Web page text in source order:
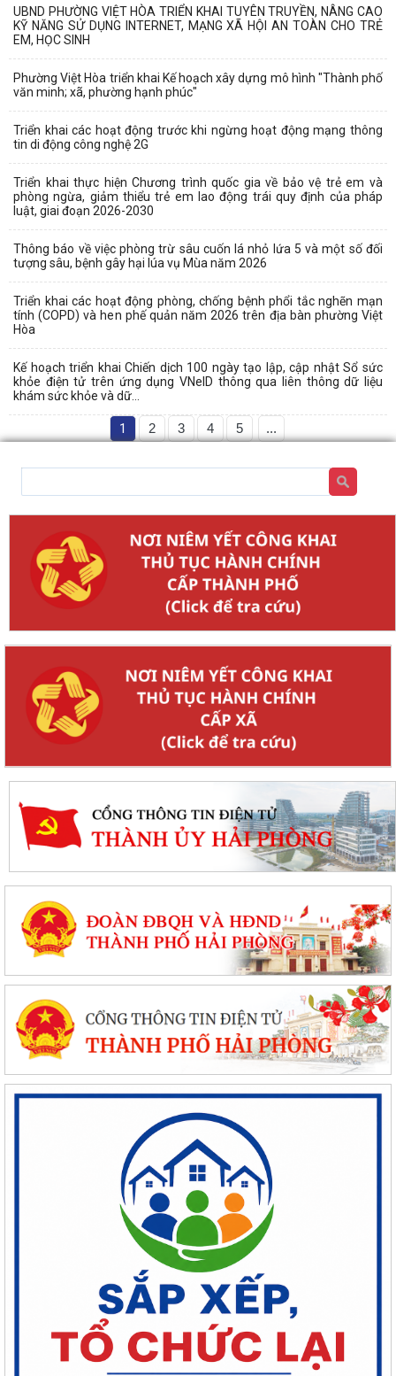
UBND PHƯỜNG VIỆT HÒA TRIỂN KHAI TUYÊN TRUYỀN, NÂNG CAO
KỸ NĂNG SỬ DỤNG INTERNET, MẠNG XÃ HỘI AN TOÀN CHO TRẺ
EM, HỌC SINH
Phường Việt Hòa triển khai Kế hoạch xây dựng mô hình "Thành phố
văn minh; xã, phường hạnh phúc"
Triển khai các hoạt động trước khi ngừng hoạt động mạng thông
tin di động công nghệ 2G
Triển khai thực hiện Chương trình quốc gia về bảo vệ trẻ em và
phòng ngừa, giảm thiểu trẻ em lao động trái quy định của pháp
luật, giai đoạn 2026-2030
Thông báo về việc phòng trừ sâu cuốn lá nhỏ lứa 5 và một số đối
tượng sâu, bệnh gây hại lúa vụ Mùa năm 2026
Triển khai các hoạt động phòng, chống bệnh phổi tắc nghẽn mạn
tính (COPD) và hen phế quản năm 2026 trên địa bàn phường Việt
Hòa
Kế hoạch triển khai Chiến dịch 100 ngày tạo lập, cập nhật Sổ sức
khỏe điện tử trên ứng dụng VNeID thông qua liên thông dữ liệu
khám sức khỏe và dữ...
1 2 3 4 5 ...